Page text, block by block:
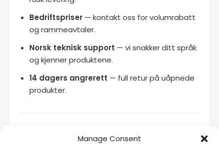
Manage Consent
Bedriftspriser — kontakt oss for volumrabatt
og rammeavtaler.
Norsk teknisk support — vi snakker ditt språk
og kjenner produktene.
14 dagers angrerett — full retur på uåpnede
produkter.
Relaterte produkter